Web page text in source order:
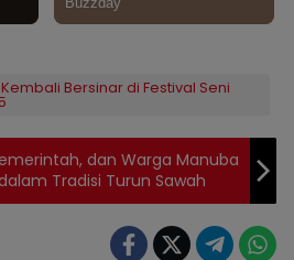
Bersinar di Festival Seni
dan Warga Manuba
Tradisi Turun Sawah